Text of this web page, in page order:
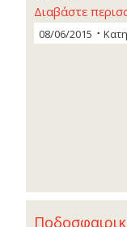
Διαβάστε
08/06/2015